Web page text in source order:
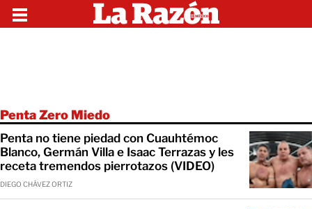
Penta Zero Miedo
Penta no tiene piedad con Cuauhtémoc
Blanco, Germán Villa e Isaac Terrazas y les
receta tremendos pierrotazos (VIDEO)
DIEGO CHÁVEZ ORTIZ